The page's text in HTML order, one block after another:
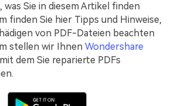
unsere Nutzer sagen.
was Sie in diesem Artikel finden
finden Sie hier Tipps und Hinweise,
von PDF-Dateien beachten
stellen wir Ihnen Wondershare
dem Sie reparierte PDFs